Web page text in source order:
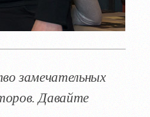
замечательных
Давайте